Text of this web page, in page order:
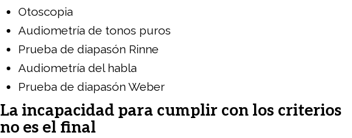
Otoscopia
Audiometría de tonos puros
Prueba de diapasón Rinne
Audiometría del habla
Prueba de diapasón Weber
La incapacidad para cumplir con los criterios
no es el final